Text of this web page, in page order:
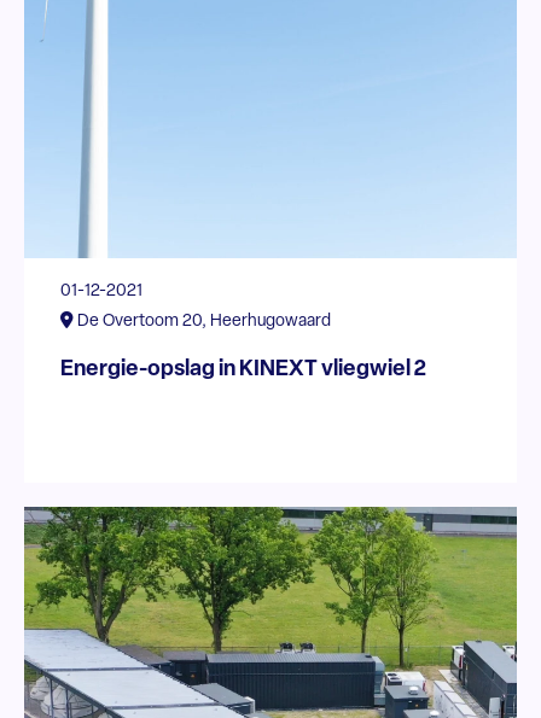
01-12-2021
De Overtoom 20, Heerhugowaard
Energie-opslag in KINEXT vliegwiel 2